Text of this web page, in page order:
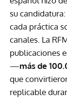
su
cada práctica
canales. La
publicaciones
—más de
que
replicable